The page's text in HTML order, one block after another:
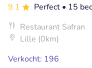
9.1
Perfect • 15
Restaurant Safran
Lille (0km)
Verkocht: 196